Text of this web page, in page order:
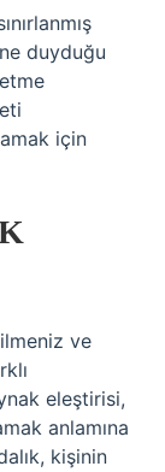
duyduğu
için
ve
eleştirisi,
anlamına
kişinin